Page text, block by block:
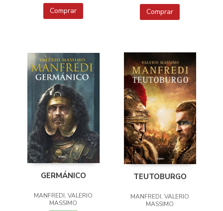
Comprar Comprar
GERMÁNICO
MANFREDI, VALERIO
MASSIMO
TEUTOBURGO
MANFREDI, VALERIO
MASSIMO